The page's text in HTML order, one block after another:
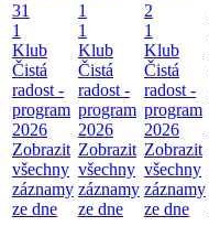
31
1
Klub
Čistá
radost -
program
2026
Zobrazit
všechny
záznamy
ze dne
1
1
Klub
Čistá
radost -
program
2026
Zobrazit
všechny
záznamy
ze dne
2
1
Klub
Čistá
radost -
program
2026
Zobrazit
všechny
záznamy
ze dne